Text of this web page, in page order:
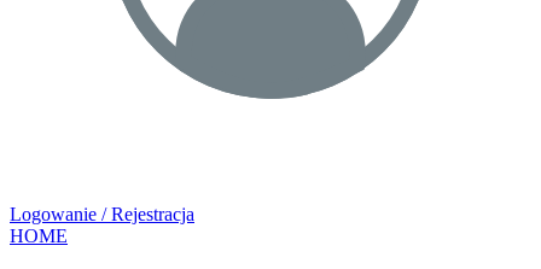
Logowanie / Rejestracja
HOME